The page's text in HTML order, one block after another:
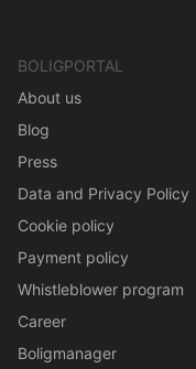
BOLIGPORTAL
About us
Blog
Press
Data and Privacy Policy
Cookie policy
Payment policy
Whistleblower program
Career
Boligmanager